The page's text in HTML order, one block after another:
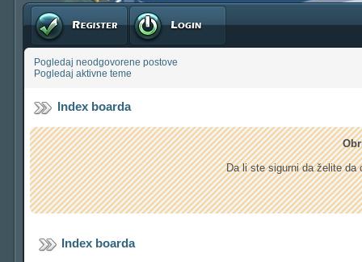
Registruj se Prijavite se
Pogledaj neodgovorene postove
Pogledaj aktivne teme
Index boarda
Da li ste sigurni da želite da
Index boarda